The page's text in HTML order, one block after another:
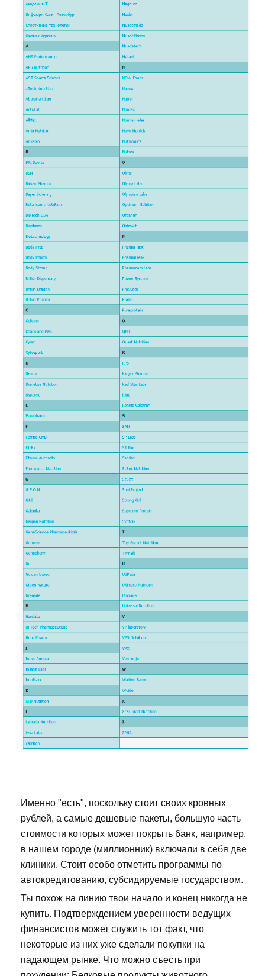
Именно "есть", поскольку стоит своих кровных
рублей, а самые дешевые пакеты, большую часть
стоимости которых может покрыть банк, например,
в нашем городе (миллионник) включали в себя две
клиники. Стоит особо отметить программы по
автокредитованию, субсидируемые государством.
Ты похож на линию твои начало и конец никогда не
купить. Подтверждением уверенности ведущих
финансистов может служить тот факт, что
некоторые из них уже сделали покупки на
падающем рынке. Что можно съесть при